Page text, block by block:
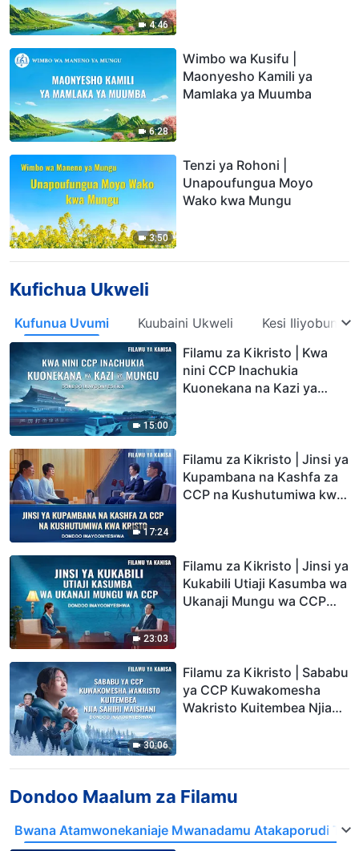
4:46
6:28
Wimbo wa Kusifu |
Maonyesho Kamili ya
Mamlaka ya Muumba
3:50
Tenzi ya Rohoni |
Unapoufungua Moyo
Wako kwa Mungu
Kufichua Ukweli
Kufunua Uvumi Kuubaini Ukweli Kesi
15:00
Filamu za Kikristo | Kwa
nini CCP Inachukia
Kuonekana na Kazi ya
17:24
Filamu za Kikristo | Jinsi ya
Kupambana na Kashfa za
CCP na Kushutumiwa kwa
23:03
Filamu za Kikristo | Jinsi ya
Kukabili Utiaji Kasumba wa
Ukanaji Mungu wa CCP
30:06
Filamu za Kikristo | Sababu
ya CCP Kuwakomesha
Wakristo Kuitembea Njia
Dondoo Maalum za Filamu
Bwana Atamwonekaniaje Mwanadamu Atakaporudi